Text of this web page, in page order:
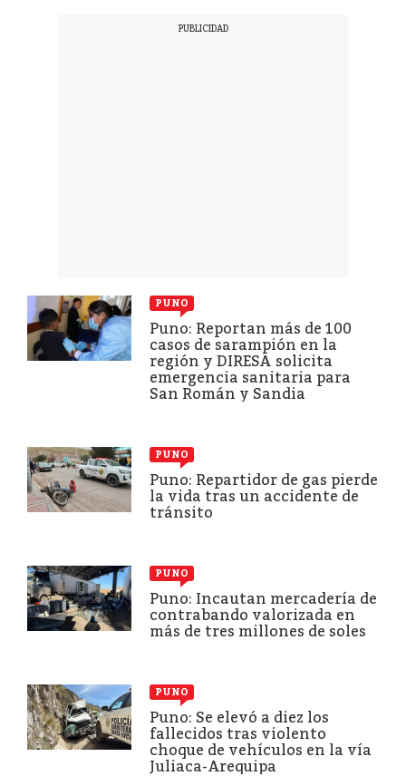
PUNO
Puno: Reportan más de 100
casos de sarampión en la
región y DIRESA solicita
emergencia sanitaria para
San Román y Sandia
PUNO
Puno: Repartidor de gas pierde
la vida tras un accidente de
tránsito
PUNO
Puno: Incautan mercadería de
contrabando valorizada en
más de tres millones de soles
PUNO
Puno: Se elevó a diez los
fallecidos tras violento
choque de vehículos en la vía
Juliaca-Arequipa